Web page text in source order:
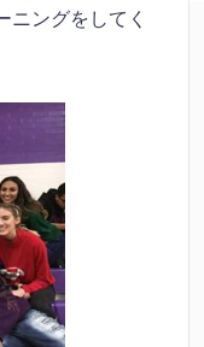
ニングをしてく